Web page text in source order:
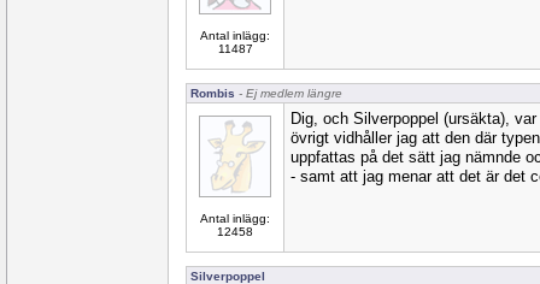
Antal inlägg:
11487
Rombis - Ej medlem längre
Antal inlägg:
12458
Dig, och Silverpoppel (ursäkta),
övrigt vidhåller jag att den där
uppfattas på det sätt jag nämnde
- samt att jag menar att det är det
Silverpoppel